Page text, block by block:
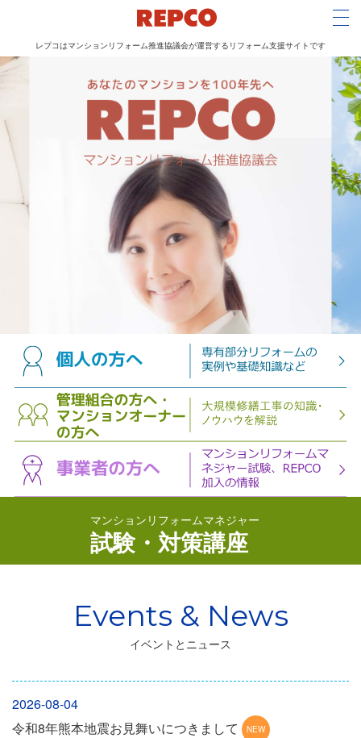
メ
コ
ン
レプコはマンションリフォーム推進協議会が運営するリフォーム支援サイトです
マンションリフォームマネジャー
試験・対策講座
イベントとニュース
2026-08-04
令和8年熊本地震お見舞いにつきまして